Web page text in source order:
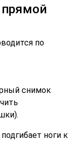
прямой
по
снимок
ноги к